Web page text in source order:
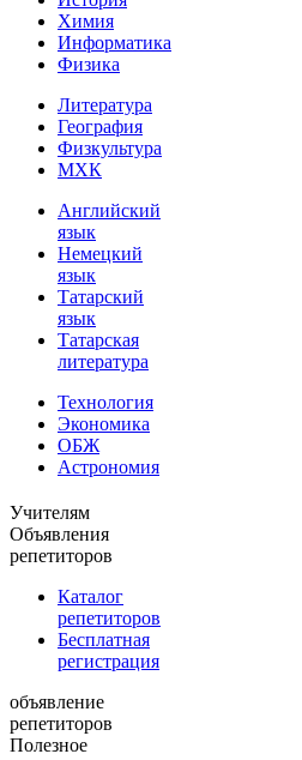
Химия
Информатика
Физика
Литература
География
Физкультура
МХК
Английский
язык
Немецкий
язык
Татарский
язык
Татарская
литература
Технология
Экономика
ОБЖ
Астрономия
Учителям
Объявления
репетиторов
Каталог
репетиторов
Бесплатная
регистрация
объявление
репетиторов
Полезное